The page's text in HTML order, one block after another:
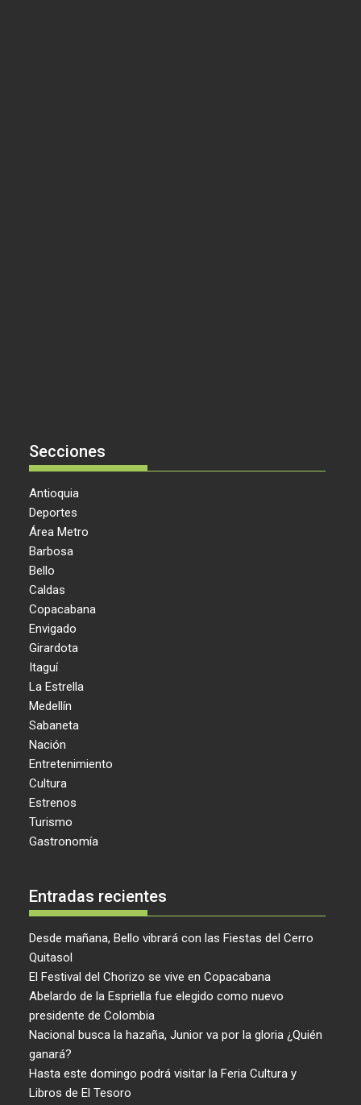
Secciones
Antioquia
Deportes
Área Metro
Barbosa
Bello
Caldas
Copacabana
Envigado
Girardota
Itaguí
La Estrella
Medellín
Sabaneta
Nación
Entretenimiento
Cultura
Estrenos
Turismo
Gastronomía
Entradas recientes
Desde mañana, Bello vibrará con las Fiestas del Cerro
Quitasol
El Festival del Chorizo se vive en Copacabana
Abelardo de la Espriella fue elegido como nuevo
presidente de Colombia
Nacional busca la hazaña, Junior va por la gloria ¿Quién
ganará?
Hasta este domingo podrá visitar la Feria Cultura y
Libros de El Tesoro